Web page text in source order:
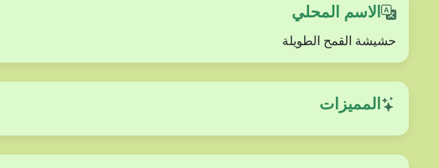
الاسم المحلي
حشيشة القمح الطويلة
المميزات